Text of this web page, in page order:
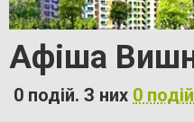
Афіша
0 подій. З них 0